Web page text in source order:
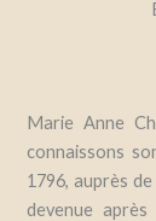
Marie Anne
connaissons
1796, auprès
devenue